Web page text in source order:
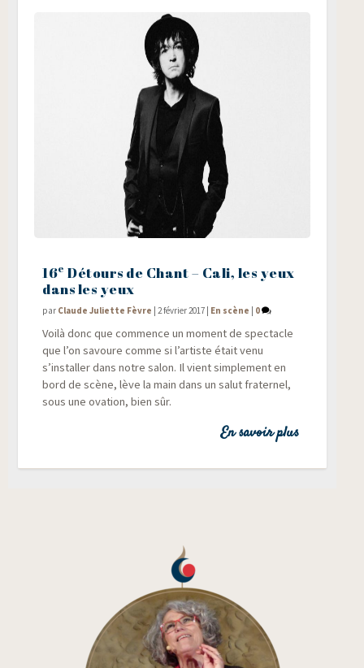
16e Détours de Chant – Cali, les yeux
dans les yeux
par Claude Juliette Fèvre |2 février 2017 | En scène | 0
Voi­là donc que com­mence un moment de spec­tacle
que l’on savoure comme si l’artiste était venu
s’installer dans notre salon. Il vient sim­ple­ment en
bord de scène, lève la main dans un salut fra­ter­nel,
sous une ova­tion, bien sûr.
En savoir plus